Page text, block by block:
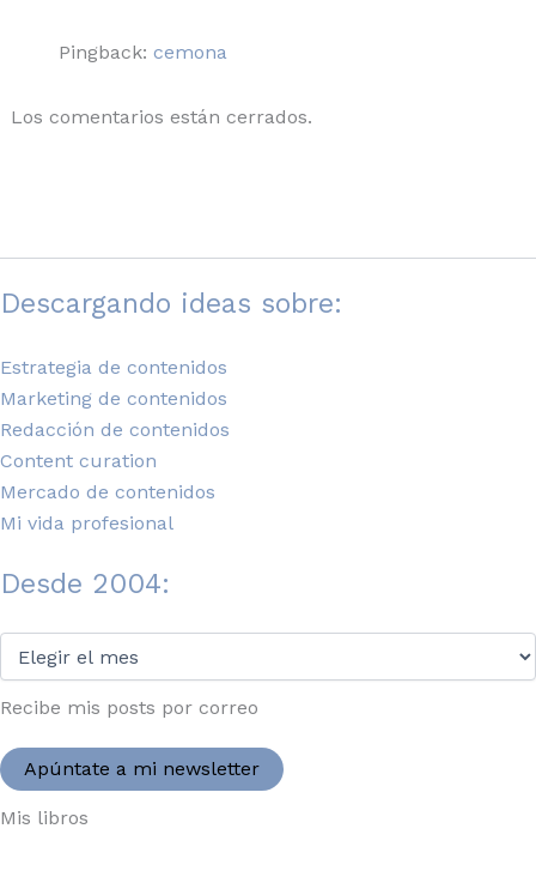
Pingback: cemona
Los comentarios están cerrados.
Descargando ideas sobre:
Estrategia de contenidos
Marketing de contenidos
Redacción de contenidos
Content curation
Mercado de contenidos
Mi vida profesional
Desde 2004:
2004:
Recibe mis posts por correo
Apúntate a mi newsletter
Mis libros